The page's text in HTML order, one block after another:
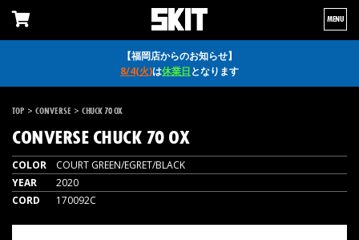
【福岡店からのお知らせ】
8/4(火)は休業日となります
MENU
TOP > CONVERSE > CHUCK 70 OX
CONVERSECHUCK 70 OX
COLOR
COURT GREEN/EGRET/BLACK
YEAR
2020
CORD
170092C